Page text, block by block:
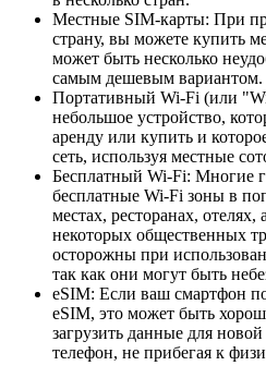
Местные SIM-карты: При
страну, вы можете купить
может быть несколько
самым дешевым вариантом.
Портативный Wi-Fi (или
небольшое устройство,
аренду или купить и
сеть, используя местные
Бесплатный Wi-Fi: Многие
бесплатные Wi-Fi зоны в
местах, ресторанах, отелях,
некоторых общественных
осторожны при
так как они могут быть
eSIM: Если ваш смартфон
eSIM, это может быть
загрузить данные для
телефон, не прибегая к